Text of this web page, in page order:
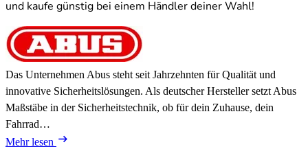
und kaufe günstig bei einem Händler deiner Wahl!
Das Unternehmen Abus steht seit Jahrzehnten für Qualität und
innovative Sicherheitslösungen. Als deutscher Hersteller setzt Abus
Maßstäbe in der Sicherheitstechnik, ob für dein Zuhause, dein
Fahrrad…
Mehr lesen